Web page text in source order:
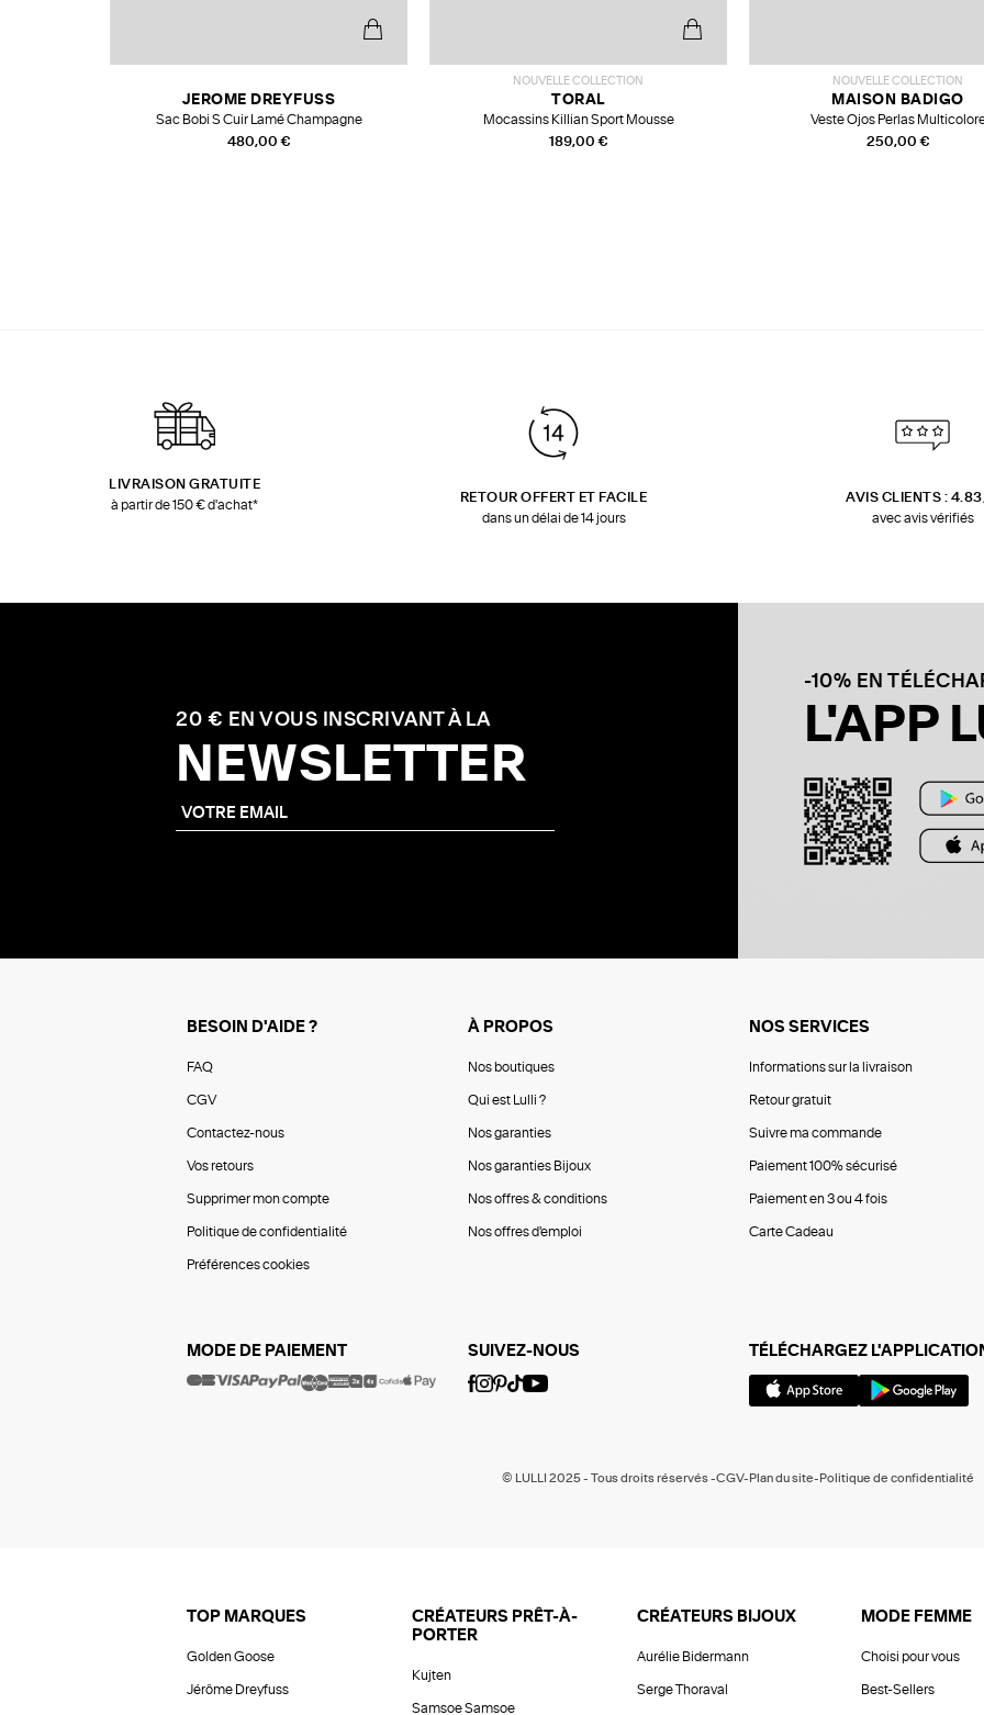
480,00 €
JEROME DREYFUSS
Sac Bobi S Cuir Lamé Champagne
NOUVELLE COLLECTION
189,00 €
TORAL
Mocassins Killian Sport Mousse
NOUVELLE COLLECTION
250,00 €
MAISON BADIGO
Veste Ojos Perlas
LIVRAISON GRATUITE
à partir de 150 € d'achat*
RETOUR OFFERT ET FACILE
dans un délai de 14 jours
AVIS CLIENTS :
avec avis vérifiés
20 € EN VOUS INSCRIVANT À LA
NEWSLETTER
-10% EN
L'APP
BESOIN D'AIDE ?
FAQ
CGV
Contactez-nous
Vos retours
Supprimer mon compte
Politique de confidentialité
Préférences cookies
À PROPOS
Nos boutiques
Qui est Lulli ?
Nos garanties
Nos garanties Bijoux
Nos offres & conditions
Nos offres d'emploi
NOS SERVICES
Informations sur la livraison
Retour gratuit
Suivre ma commande
Paiement 100% sécurisé
Paiement en 3 ou 4 fois
Carte Cadeau
MODE DE PAIEMENT SUIVEZ-NOUS TÉLÉCHARGEZ
© LULLI 2025 - Tous droits réservés -CGV-Plan du site-Politique de confidentialité
TOP MARQUES
Golden Goose
Jérôme Dreyfuss
CRÉATEURS PRÊT-À-
PORTER
Kujten
Samsoe Samsoe
CRÉATEURS BIJOUX
Aurélie Bidermann
Serge Thoraval
MODE FEMME
Choisi pour vous
Best-Sellers